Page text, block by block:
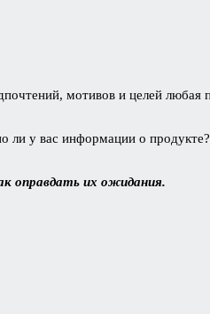
мотивов и целей
у вас информации о продукте?
оправдать их ожидания.